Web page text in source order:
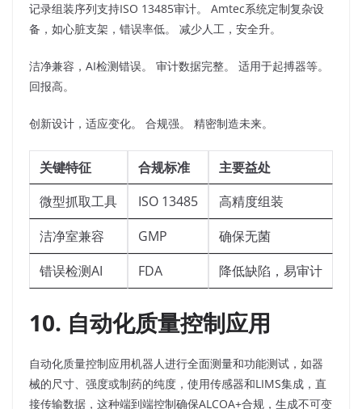
记录组装序列支持ISO 13485审计。 Amtec系统定制复杂设
备，如心脏支架，错误率低。 减少人工，安全升。​
洁净兼容，AI检测错误。 审计数据完整。 适用于起搏器等。
回报高。​
创新设计，适应变化。 合规强。 精密制造未来。​
关键特征 合规标准
主要益处
微型抓取工具
ISO 13485
高精度组装
洁净室兼容
GMP
确保无菌
错误检测AI
FDA 降低缺陷，易审计
10. 自动化质量控制应用
自动化质量控制应用机器人进行全面测量和功能测试，如器
械的尺寸、强度或制药的纯度，使用传感器和LIMS集成，直
接传输数据，这种端到端控制确保ALCOA+合规，生成不可变